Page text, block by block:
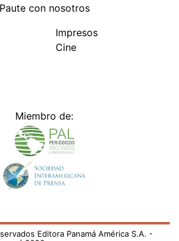
Paute con nosotros
Impresos
Cine
Miembro de:
Editora Panamá América S.A. -